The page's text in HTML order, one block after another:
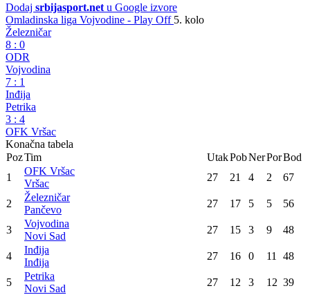
Dodaj srbijasport.net u Google izvore
Omladinska liga Vojvodine - Play Off 5. kolo
Železničar
8 : 0
ODR
Vojvodina
7 : 1
Inđija
Petrika
3 : 4
OFK Vršac
Konačna tabela
PozTim UtakPobNerPorBod
1
OFK Vršac
Vršac
27 21 4 2 67
2
Železničar
Pančevo
27 17 5 5 56
3
Vojvodina
Novi Sad
27 15 3 9 48
4
Inđija
Inđija
27 16 0 11 48
5
Petrika
Novi Sad
27 12 3 12 39